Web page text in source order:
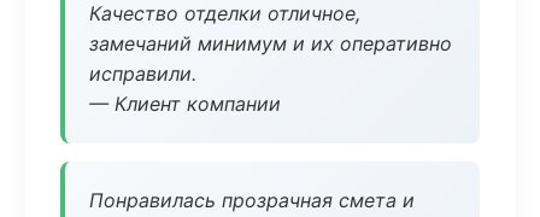
Качество отделки отличное,
замечаний минимум и их оперативно
исправили.
— Клиент компании
Понравилась прозрачная смета и